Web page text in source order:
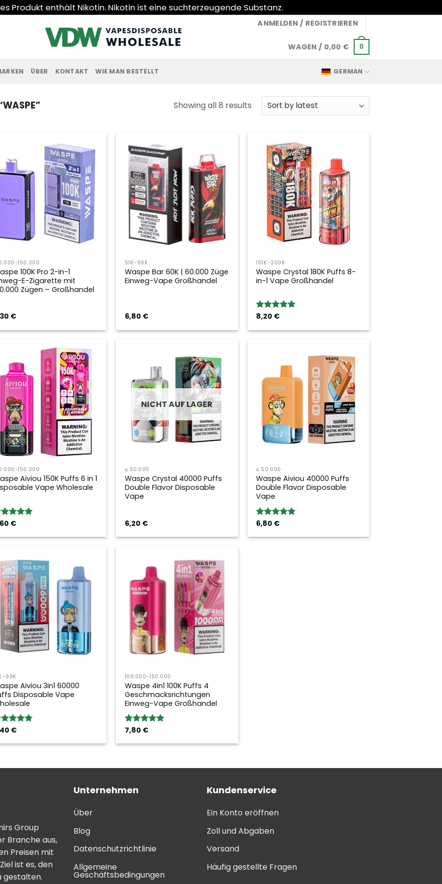
Produkt enthält Nikotin. Nikotin ist eine suchterzeugende Substanz.
ANMELDEN / REGISTRIEREN
WAGEN / 0,00 € 0
ÜBER KONTAKT WIE MAN BESTELLT GERMAN
Showing all 8 resultsSorted
150.000
100K Pro 2-in-1
E-Zigarette mit
Zügen – Großhandel
€
51K-99K
Waspe Bar 60K | 60.000 Züge
Einweg-Vape Großhandel
6,80 €
151K-300K
Waspe Crystal 180K Puffs 8-
in-1 Vape Großhandel
Bewertung:
8,20 €
150.000
Aiviou 150K Puffs 6 in 1
Vape Wholesale
€
NICHT AUF LAGER
≤ 50.000
Waspe Crystal 40000 Puffs
Double Flavor Disposable
Vape
6,20 €
≤ 50.000
Waspe Aiviou 40000 Puffs
Double Flavor Disposable
Vape
Bewertung:
6,80 €
99K
Aiviou 3in1 60000
Disposable Vape
€
100.000-150.000
Waspe 4in1 100K Puffs 4
Geschmacksrichtungen
Einweg-Vape Großhandel
Bewertung:
7,80 €
Group
Branche aus,
Preisen mit
ist es, den
gestalten.
Unternehmen
Über
Blog
Datenschutzrichtlinie
Allgemeine
Geschäftsbedingungen
Kundenservice
Ein Konto eröffnen
Zoll und Abgaben
Versand
Häufig gestellte Fragen